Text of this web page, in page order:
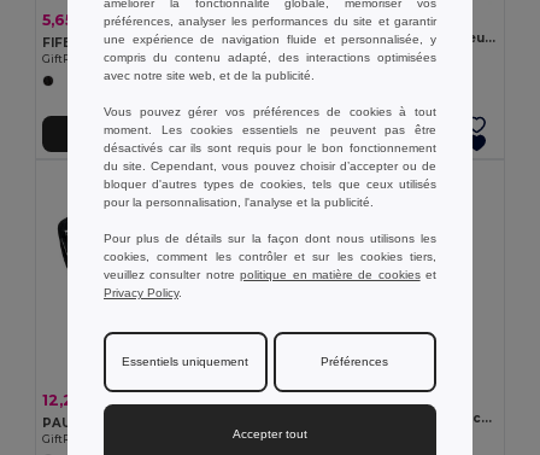
5,65 € 6,92 € -18%
FIFE Couteau pliable en aluminium
GiftRetail MO2364
Ajouter au Panier
0,86 €
Mousqueton avec décapsuleur en aluminium
Egotier 98824
Ajouter au Panier
12,27 € -45%
GiftRetail MO8241
2,88 €
MULTICHILLO Couteau de poche multi-outils
GiftRetail MO2531
préférences, analyser les performances du site et garantir
une expérience de navigation fluide et personnalisée, y
compris du contenu adapté, des interactions optimisées
avec notre site web, et de la publicité.
Vous pouvez gérer vos préférences de cookies à tout
moment. Les cookies essentiels ne peuvent pas être
désactivés car ils sont requis pour le bon fonctionnement
du site. Cependant, vous pouvez choisir d’accepter ou de
bloquer d'autres types de cookies, tels que ceux utilisés
pour la personnalisation, l'analyse et la publicité.
Pour plus de détails sur la façon dont nous utilisons les
cookies, comment les contrôler et sur les cookies tiers,
veuillez consulter notrepolitique en matière de cookieset
Privacy Policy.
Essentiels uniquement Préférences
Accepter tout